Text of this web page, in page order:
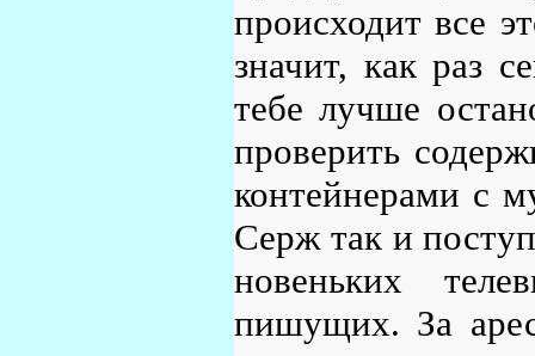
происходит все
значит, как раз
тебе лучше
проверить
контейнерами с
Серж так и
новеньких
пишущих. За